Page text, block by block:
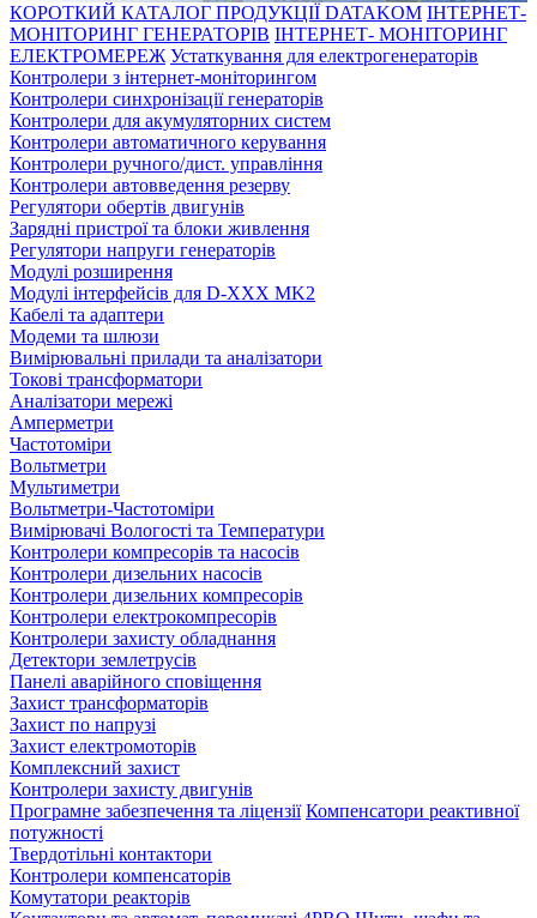
КОРОТКИЙ КАТАЛОГ ПРОДУКЦІЇ DATAKOM ІНТЕРНЕТ-
МОНІТОРИНГ ГЕНЕРАТОРІВ ІНТЕРНЕТ- МОНІТОРИНГ
ЕЛЕКТРОМЕРЕЖ Устаткування для електрогенераторів
Контролери з інтернет-моніторингом
Контролери синхронізації генераторів
Контролери для акумуляторних систем
Контролери автоматичного керування
Контролери ручного/дист. управління
Контролери автовведення резерву
Регулятори обертів двигунів
Зарядні пристрої та блоки живлення
Регулятори напруги генераторів
Модулі розширення
Модулі інтерфейсів для D-XXX MK2
Кабелі та адаптери
Модеми та шлюзи
Вимірювальні прилади та аналізатори
Токові трансформатори
Аналізатори мережі
Амперметри
Частотоміри
Вольтметри
Мультиметри
Вольтметри-Частотоміри
Вимірювачі Вологості та Температури
Контролери компресорів та насосів
Контролери дизельних насосів
Контролери дизельних компресорів
Контролери електрокомпресорів
Контролери захисту обладнання
Детектори землетрусів
Панелі аварійного сповіщення
Захист трансформаторів
Захист по напрузі
Захист електромоторів
Комплексний захист
Контролери захисту двигунів
Програмне забезпечення та ліцензії Компенсатори реактивної
потужності
Твердотільні контактори
Контролери компенсаторів
Комутатори реакторів